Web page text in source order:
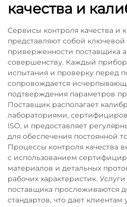
качества и
Сервисы контроля качества и
представляют собой ключевой
приверженности поставщика
совершенству. Каждый прибор
испытания и проверку перед
сопровождается
подтверждения параметров
Поставщик располагает
лабораториями,
ISO, и предоставляет
для обеспечения постоянной
Процессы контроля качества
с использованием
материалов и детальных
рабочих характеристик.
поставщика прослеживаются
стандартов, что дает клиентам